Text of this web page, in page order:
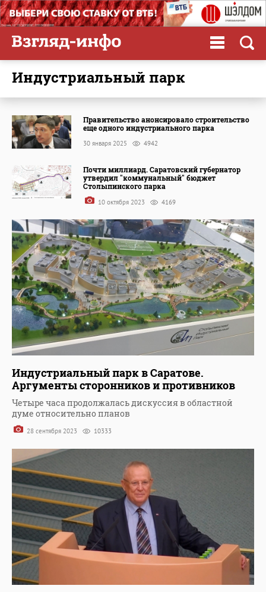
индустриальный парк
Правительство анонсировало строительство
еще одного индустриального парка
30 января 2025 4942
Почти миллиард. Саратовский губернатор
утвердил "коммунальный" бюджет
Столыпинского парка
10 октября 2023 4169
Индустриальный парк в Саратове.
Аргументы сторонников и противников
Четыре часа продолжалась дискуссия в областной
думе относительно планов
28 сентября 2023 10333